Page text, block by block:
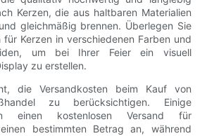
Kerzen, die aus haltbaren Materialien
gleichmäßig brennen. Überlegen Sie
Kerzen in verschiedenen Farben und
um bei Ihrer Feier ein visuell
zu erstellen.
die Versandkosten beim Kauf von
zu berücksichtigen. Einige
einen kostenlosen Versand für
bestimmten Betrag an, während